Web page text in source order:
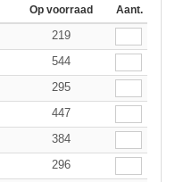
Op voorraad Aant.
219
544
295
447
384
296